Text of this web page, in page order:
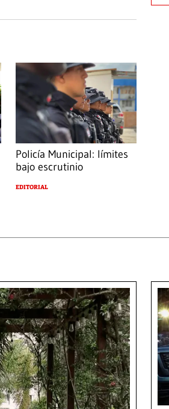
Policía Municipal: límites
bajo escrutinio
EDITORIAL